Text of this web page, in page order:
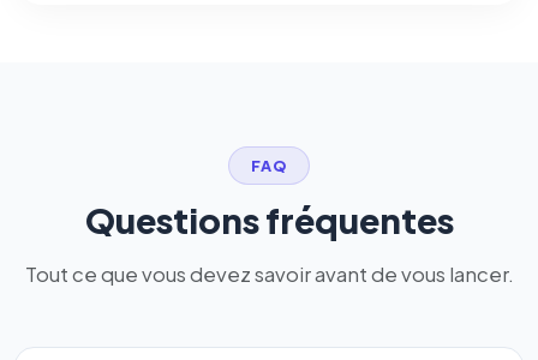
FAQ
Questions fréquentes
Tout ce que vous devez savoir avant de vous lancer.